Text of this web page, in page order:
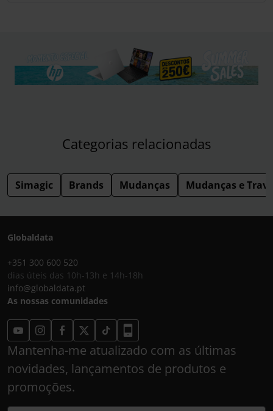
Categorias relacionadas
Simagic Brands Mudanças Mudanças e
Globaldata
+351 300 600 520
dias úteis das 10h-13h e 14h-18h
info@globaldata.pt
As nossas comunidades
Mantenha-me atualizado com as últimas
novidades, lançamentos de produtos e
promoções.